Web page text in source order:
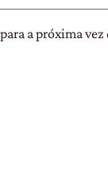
a próxima